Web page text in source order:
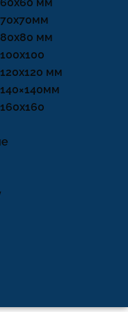
60х60 мм
80х80 мм
мм